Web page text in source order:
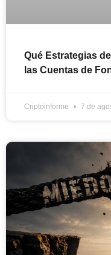
Qué Estrategias
las Cuentas de
Criptoinforme 7 de